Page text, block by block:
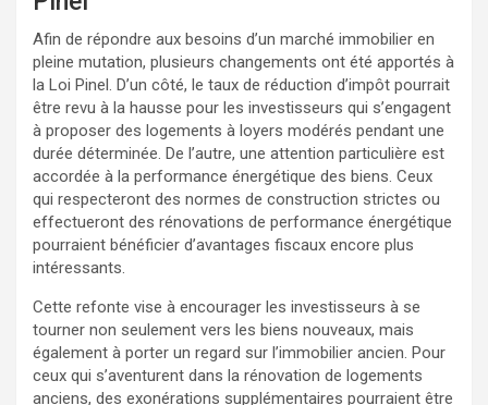
Afin de répondre aux besoins d’un marché immobilier en
pleine mutation, plusieurs changements ont été apportés à
la Loi Pinel. D’un côté, le taux de réduction d’impôt pourrait
être revu à la hausse pour les investisseurs qui s’engagent
à proposer des logements à loyers modérés pendant une
durée déterminée. De l’autre, une attention particulière est
accordée à la performance énergétique des biens. Ceux
qui respecteront des normes de construction strictes ou
effectueront des rénovations de performance énergétique
pourraient bénéficier d’avantages fiscaux encore plus
intéressants.
Cette refonte vise à encourager les investisseurs à se
tourner non seulement vers les biens nouveaux, mais
également à porter un regard sur l’immobilier ancien. Pour
ceux qui s’aventurent dans la rénovation de logements
anciens, des exonérations supplémentaires pourraient être